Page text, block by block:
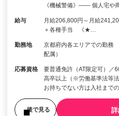
《機械警備》―― 個人宅や
給与
月給206,800円～月給
＋各種手当 《★…
勤務地
京都府内各エリアでの勤務
配属）
応募資格
要普通免許（AT限定可）／
高卒以上（※労働基準法等
お持ちでない方は入社まで
後で見る